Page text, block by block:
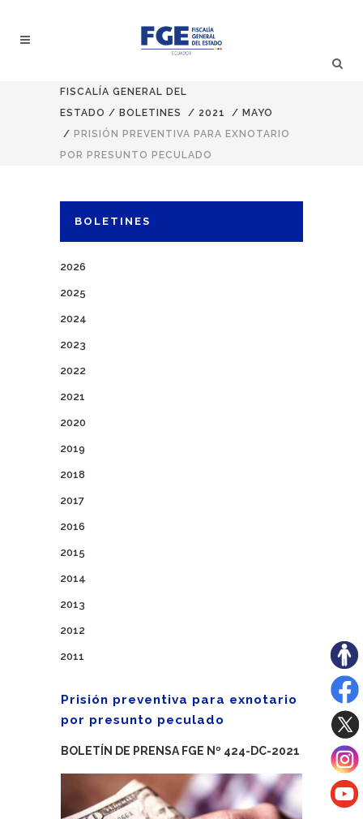
FISCALÍA GENERAL DEL
ESTADO / BOLETINES / 2021 / MAYO
/ PRISIÓN PREVENTIVA PARA EXNOTARIO
POR PRESUNTO PECULADO
BOLETINES
2026
2025
2024
2023
2022
2021
2020
2019
2018
2017
2016
2015
2014
2013
2012
2011
Prisión preventiva para exnotario
por presunto peculado
BOLETÍN DE PRENSA FGE Nº 424-DC-2021